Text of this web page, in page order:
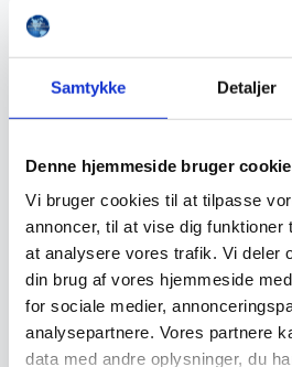
Samtykke Detaljer
Denne hjemmeside bruger
Vi bruger cookies til at tilpasse
annoncer, til at vise dig funktioner
at analysere vores trafik. Vi deler
din brug af vores hjemmeside
for sociale medier,
analysepartnere. Vores partnere
data med andre oplysninger, du
Åndedrætsværn
Beklædning
Byudstyr
Afspærring
Handsker
Hygiejne
Kemi håndtering
Plejeprodukter
Sikkerhedsfodtøj
Såler
Sandal
Sko
Støvler